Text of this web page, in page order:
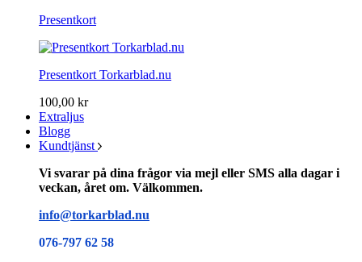
Presentkort
Presentkort Torkarblad.nu
100,00 kr
Extraljus
Blogg
Kundtjänst
Vi svarar på dina frågor via mejl eller SMS alla dagar i
veckan, året om. Välkommen.
info@torkarblad.nu
076-797 62 58